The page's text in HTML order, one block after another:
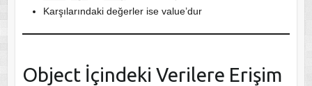
Karşılarındaki değerler ise value’dur
Object İçindeki Verilere Erişim